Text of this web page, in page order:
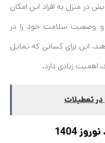
در منزل به افراد این امکان
و وضعیت سلامت خود را در
این برای کسانی که تمایل
زیادی دارد.
در تعطیلات
1404